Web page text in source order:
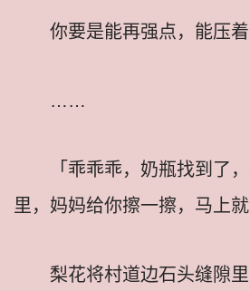
你要是能再强点，能压着
……
「乖乖乖，奶瓶找到了
里，妈妈给你擦一擦，马上就
梨花将村道边石头缝隙